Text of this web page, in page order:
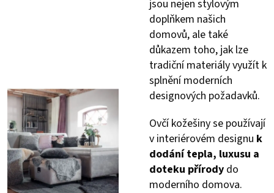
jsou nejen stylovým
doplňkem našich
domovů, ale také
důkazem toho, jak lze
tradiční materiály využít k
splnění moderních
designových požadavků.
Ovčí kožešiny se používají
v interiérovém designu k
dodání tepla, luxusu a
doteku přírody do
moderního domova.